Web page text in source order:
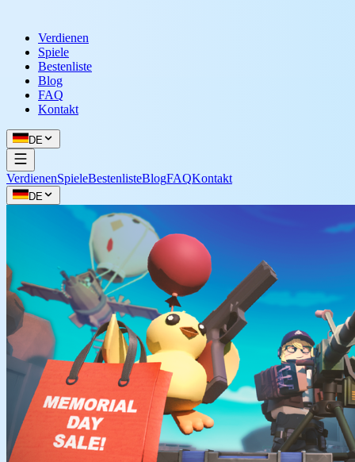
Verdienen
Spiele
Bestenliste
Blog
FAQ
Kontakt
DE
VerdienenSpieleBestenlisteBlogFAQKontakt
DE